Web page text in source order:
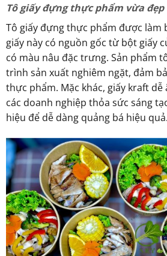
Tô giấy đựng thực phẩm vừa
Tô giấy đựng thực phẩm được làm
giấy này có nguồn gốc từ bột giấy
có màu nâu đặc trưng. Sản phẩm
trình sản xuất nghiêm ngặt, đảm
thực phẩm. Mặc khác, giấy kraft
các doanh nghiệp thỏa sức sáng
hiệu để dễ dàng quảng bá hiệu quả.